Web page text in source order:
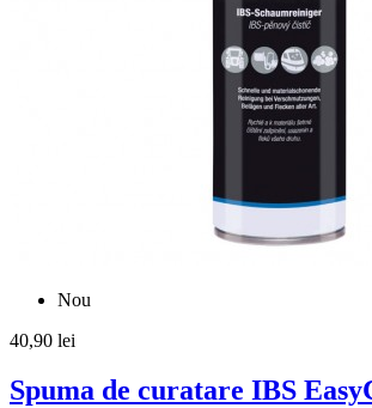
Nou
40,90 lei
Spuma de curatare IBS